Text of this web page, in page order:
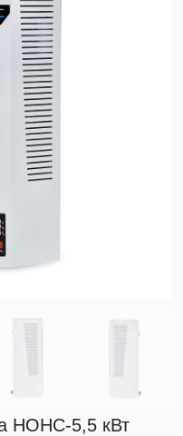
НОНС-5,5 кВт